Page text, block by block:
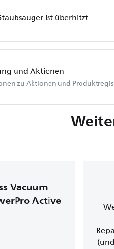
ist überhitzt
und Aktionen
zu Aktionen und
Vacuum
Active